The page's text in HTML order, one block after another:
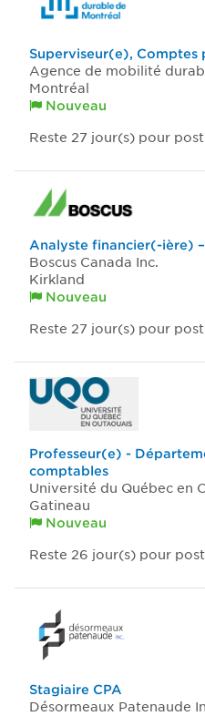
Superviseur(e), Comptes
Agence de mobilité
Montréal
Nouveau
Reste 27 jour(s) pour
Analyste financier(-ière)
Boscus Canada Inc.
Kirkland
Nouveau
Reste 27 jour(s) pour
Professeur(e) -
comptables
Université du Québec en
Gatineau
Nouveau
Reste 26 jour(s) pour
Stagiaire CPA
Désormeaux Patenaude